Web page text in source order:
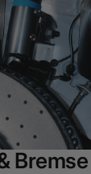
Bremse